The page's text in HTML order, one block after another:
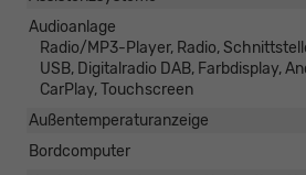
Audioanlage
Radio/MP3-Player, Radio,
USB, Digitalradio DAB, Farbdisplay,
CarPlay, Touchscreen
Außentemperaturanzeige
Bordcomputer